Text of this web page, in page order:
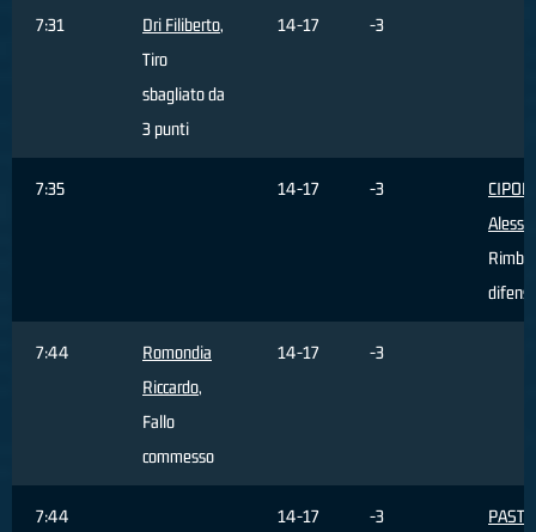
7:31 Dri Filiberto,
Tiro
sbagliato da
3 punti
14-17 -3
7:35 14-17 -3
7:44
Romondia
Riccardo,
Fallo
commesso
14-17 -3
7:44 14-17 -3